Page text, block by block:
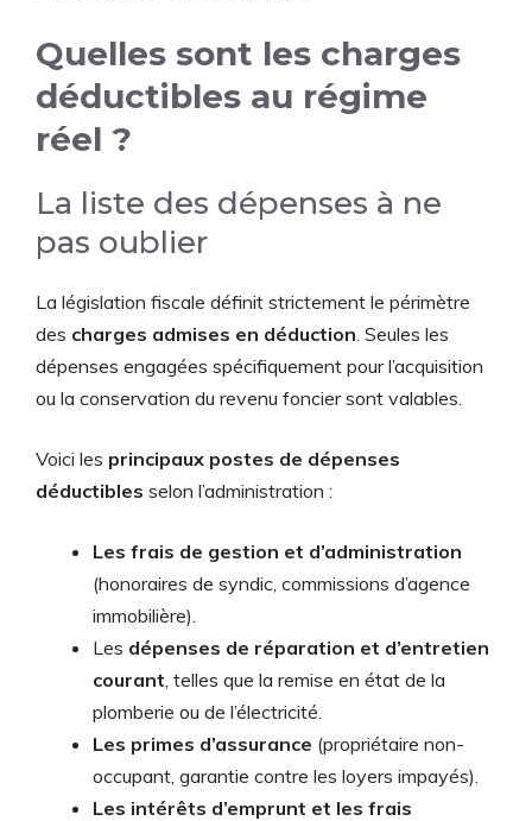
Quelles sont les charges
déductibles au régime
réel ?
La liste des dépenses à ne
pas oublier
La législation fiscale définit strictement le périmètre
des charges admises en déduction. Seules les
dépenses engagées spécifiquement pour l’acquisition
ou la conservation du revenu foncier sont valables.
Voici les principaux postes de dépenses
déductibles selon l’administration :
Les frais de gestion et d’administration
(honoraires de syndic, commissions d’agence
immobilière).
Les dépenses de réparation et d’entretien
courant, telles que la remise en état de la
plomberie ou de l’électricité.
Les primes d’assurance (propriétaire non-
occupant, garantie contre les loyers impayés).
Les intérêts d’emprunt et les frais